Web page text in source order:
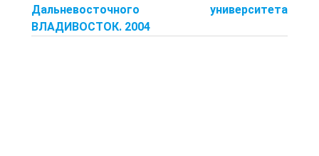
Дальневосточного университета
ВЛАДИВОСТОК. 2004